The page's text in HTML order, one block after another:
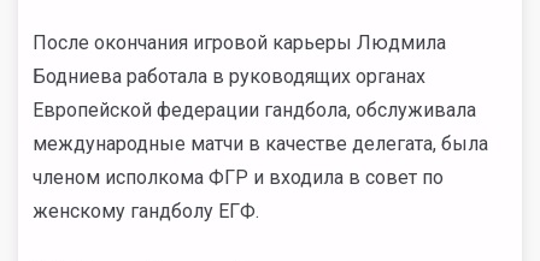
После окончания игровой карьеры Людмила
Бодниева работала в руководящих органах
Европейской федерации гандбола, обслуживала
международные матчи в качестве делегата, была
членом исполкома ФГР и входила в совет по
женскому гандболу ЕГФ.